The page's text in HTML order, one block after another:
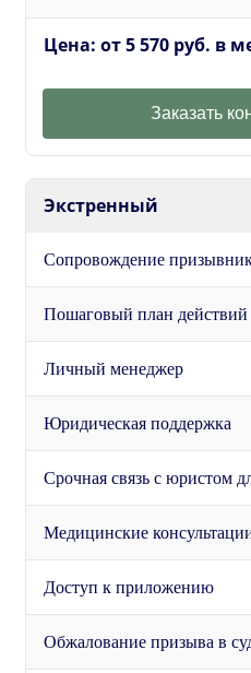
Цена: от 5 570 руб. в
Заказать
Экстренный
Сопровождение
Пошаговый план действий
Личный менеджер
Юридическая поддержка
Срочная связь с юристом
Медицинские
Доступ к приложению
Обжалование призыва в